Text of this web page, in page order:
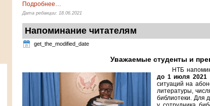
Подробнее…
Дата редакции: 18.06.2021
Напоминание читателям
get_the_modified_date
Уважаемые студенты и
НТБ
до 1 июля 2021
ситуаций на
литературы,
библиотеки. Для